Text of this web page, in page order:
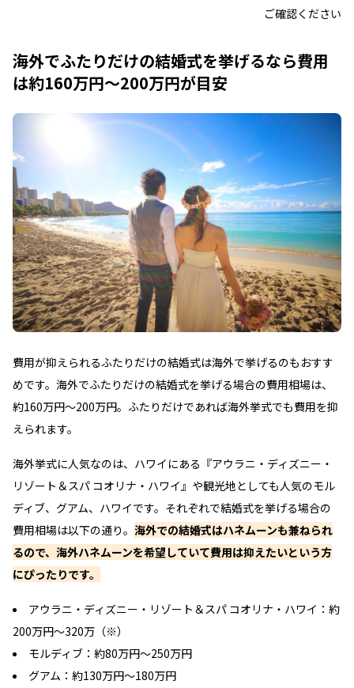
ご確認ください
海外でふたりだけの結婚式を挙げるなら費用
は約160万円～200万円が目安
費用が抑えられるふたりだけの結婚式は海外で挙げるのもおすす
めです。海外でふたりだけの結婚式を挙げる場合の費用相場は、
約160万円～200万円。ふたりだけであれば海外挙式でも費用を抑
えられます。
海外挙式に人気なのは、ハワイにある『アウラニ・ディズニー・
リゾート＆スパ コオリナ・ハワイ』や観光地としても人気のモル
ディブ、グアム、ハワイです。それぞれで結婚式を挙げる場合の
費用相場は以下の通り。 海外での結婚式はハネムーンも兼ねられ
るので、海外ハネムーンを希望していて費用は抑えたいという方
にぴったりです。
アウラニ・ディズニー・リゾート＆スパ コオリナ・ハワイ：約
200万円～320万（※）
モルディブ：約80万円～250万円
グアム：約130万円～180万円